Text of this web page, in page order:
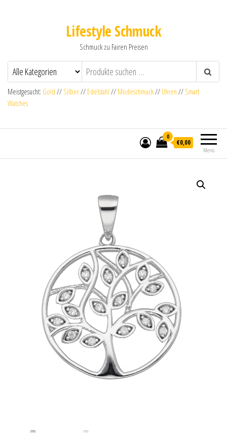
Lifestyle Schmuck
Schmuck zu Fairen Preisen
Meistgesucht: Gold // Silber// Edelstahl // Modeschmuck// Uhren // Smart
Watches
Menü
0
€0,00